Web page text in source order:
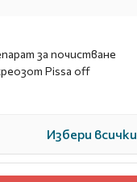
за почистване
Pissa off
Избери всички